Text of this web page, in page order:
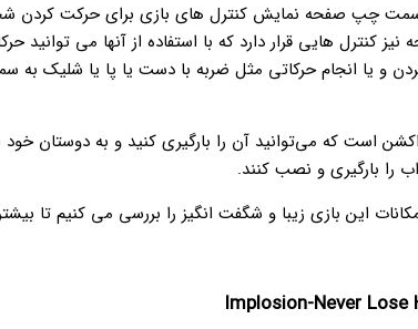
چپ صفحه نمایش کنترل های بازی برای حرکت کردن
کنترل هایی قرار دارد که با استفاده از آنها می توانید
و یا انجام حرکاتی مثل ضربه با دست یا پا یا شلیک به
است که می‌توانید آن را بارگیری کنید و به دوستان خود
را بارگیری و نصب کنند.
این بازی زیبا و شگفت انگیز را بررسی می کنیم تا